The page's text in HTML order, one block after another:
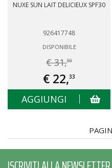
NUXE SUN LAIT DELICIEUX SPF30
926417748
DISPONIBILE
€ 31,90
€ 22,33
AGGIUNGI